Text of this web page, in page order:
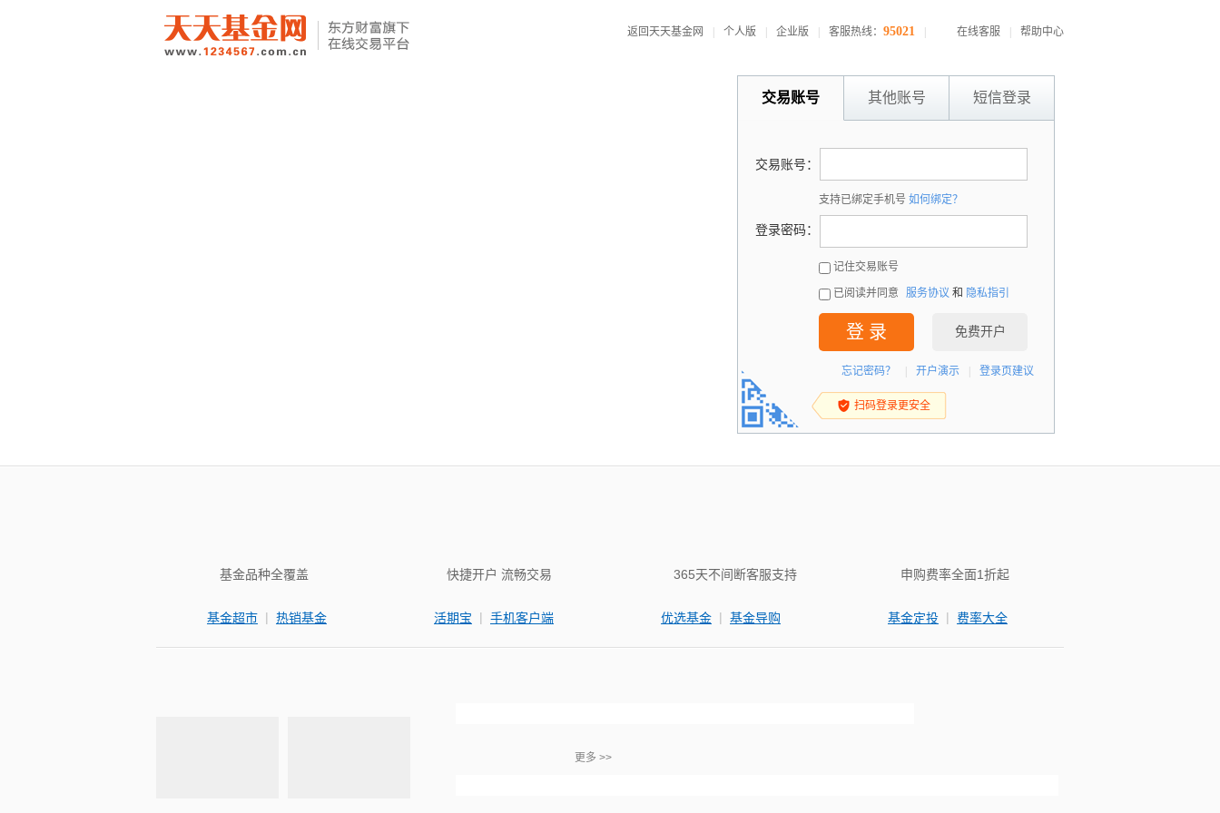
返回天天基金网 个人版 企业版 客服热线： 95021 在线客服 帮助中心
交易账号 其他账号 短信登录
交易账号：
支持已绑定手机号 如何绑定？
登录密码：
记住交易账号
已阅读并同意 服务协议 和 隐私指引
登 录 免费开户
忘记密码？ 开户演示 登录页建议
扫码登录更安全
基金品种全覆盖
基金超市 | 热销基金
快捷开户 流畅交易
活期宝 | 手机客户端
365天不间断客服支持
优选基金 | 基金导购
申购费率全面1折起
基金定投 | 费率大全
更多 >>